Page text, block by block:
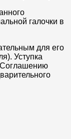
галочки в
для его
Уступка
Соглашению